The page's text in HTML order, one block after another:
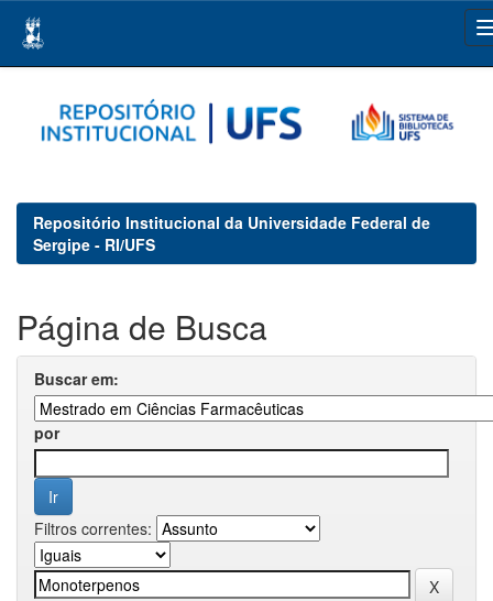
navigation
Repositório Institucional da Universidade Federal de
Sergipe - RI/UFS
Página de Busca
Buscar em:
por
Filtros correntes: